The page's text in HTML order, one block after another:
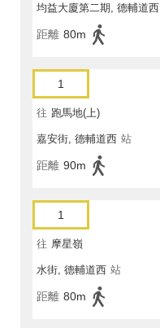
均益大廈第二期, 德輔道西
距離 80m
1
往 跑馬地(上)
嘉安街, 德輔道西 站
距離 90m
1
往 摩星嶺
水街, 德輔道西 站
距離 80m